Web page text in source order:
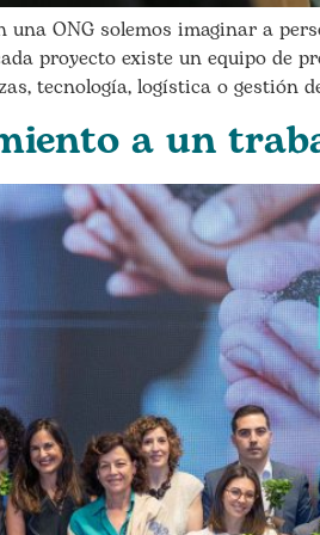
una ONG solemos imaginar a
proyecto existe un equipo de
tecnología, logística o gestión
a un